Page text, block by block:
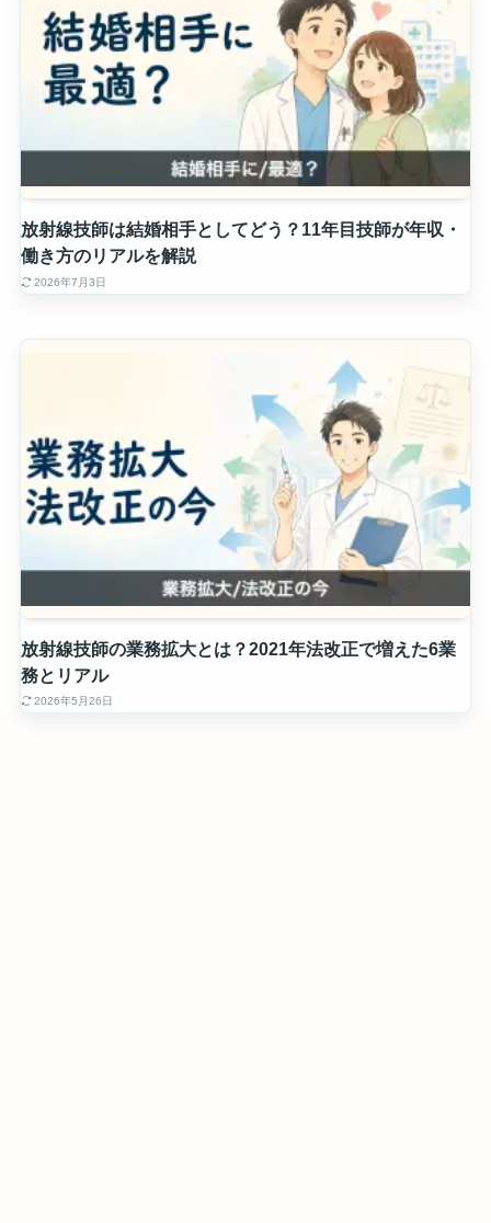
放射線技師は結婚相手としてどう？11年目技師が年収・
働き方のリアルを解説
2026年7月3日
放射線技師の業務拡大とは？2021年法改正で増えた6業
務とリアル
2026年5月26日